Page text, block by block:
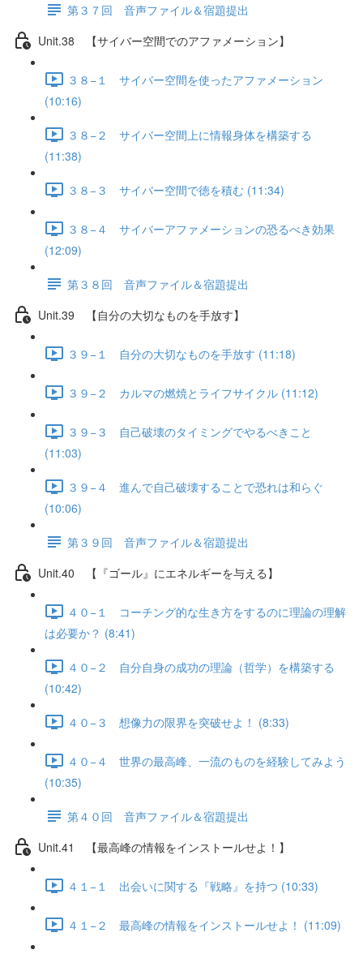
第３７回 音声ファイル＆宿題提出
Unit.38 【サイバー空間でのアファメーション】
３８−１ サイバー空間を使ったアファメーション
(10:16)
３８−２ サイバー空間上に情報身体を構築する
(11:38)
３８−３ サイバー空間で徳を積む (11:34)
３８−４ サイバーアファメーションの恐るべき効果
(12:09)
第３８回 音声ファイル＆宿題提出
Unit.39 【自分の大切なものを手放す】
３９−１ 自分の大切なものを手放す (11:18)
３９−２ カルマの燃焼とライフサイクル (11:12)
３９−３ 自己破壊のタイミングでやるべきこと
(11:03)
３９−４ 進んで自己破壊することで恐れは和らぐ
(10:06)
第３９回 音声ファイル＆宿題提出
Unit.40 【『ゴール』にエネルギーを与える】
４０−１ コーチング的な生き方をするのに理論の理解
は必要か？ (8:41)
４０−２ 自分自身の成功の理論（哲学）を構築する
(10:42)
４０−３ 想像力の限界を突破せよ！ (8:33)
４０−４ 世界の最高峰、一流のものを経験してみよう
(10:35)
第４０回 音声ファイル＆宿題提出
Unit.41 【最高峰の情報をインストールせよ！】
４１−１ 出会いに関する『戦略』を持つ (10:33)
４１−２ 最高峰の情報をインストールせよ！ (11:09)